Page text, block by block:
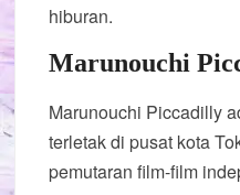
hiburan.
Marunouchi
Marunouchi Piccadilly
terletak di pusat kota
pemutaran film-film